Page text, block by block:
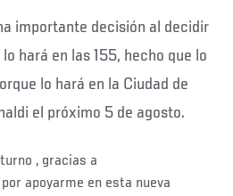
importante decisión al decidir
hará en las 155, hecho que lo
lo hará en la Ciudad de
el próximo 5 de agosto.
, gracias a
por apoyarme en esta nueva